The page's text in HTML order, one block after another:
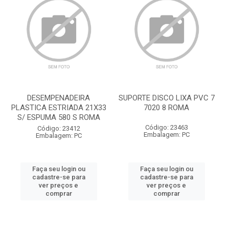
DESEMPENADEIRA
PLASTICA ESTRIADA 21X33
S/ ESPUMA 580 S ROMA
Código: 23412
Embalagem: PC
Faça seu login ou
cadastre-se para
ver preços e
comprar
SUPORTE DISCO LIXA PVC 7
7020 8 ROMA
Código: 23463
Embalagem: PC
Faça seu login ou
cadastre-se para
ver preços e
comprar